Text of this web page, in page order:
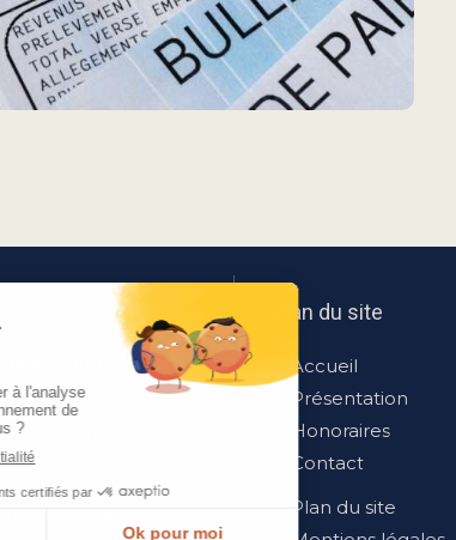
intervient en
droit des
des suretés et des
d’exécution,
et encore droit du
de la
Plan du site
Accueil
Présentation
Honoraires
Contact
Plan du site